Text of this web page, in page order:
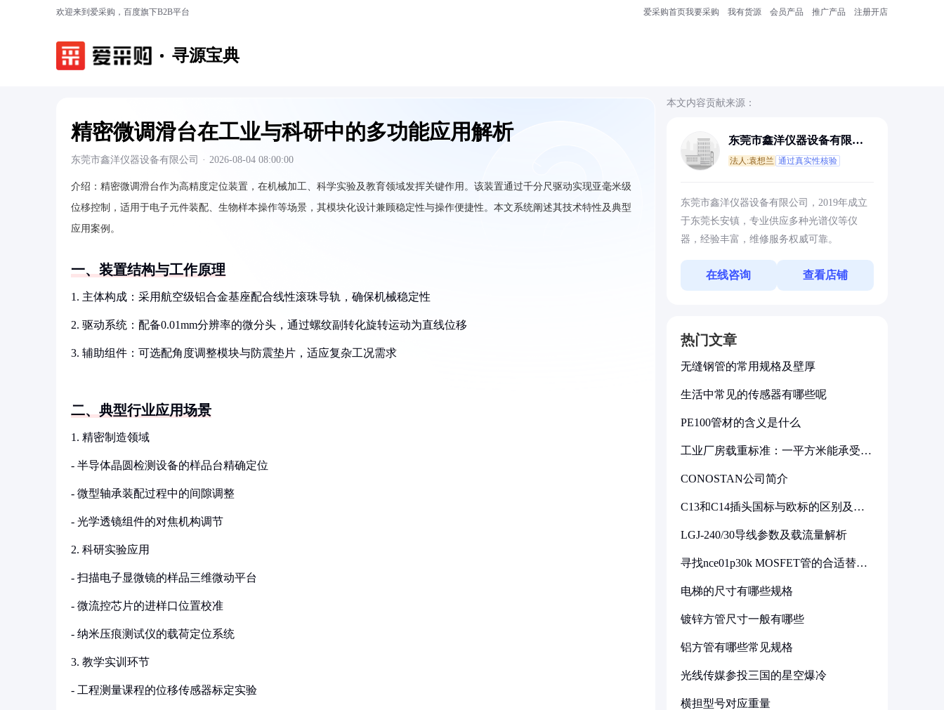
欢迎来到爱采购，百度旗下B2B平台 爱采购首页我要采购 我有货源 会员产品 推广产品 注册开店
寻源宝典
精密微调滑台在工业与科研中的多功能应用解析
东莞市鑫洋仪器设备有限公司 · 2026-08-04 08:00:00
介绍： 精密微调滑台作为高精度定位装置，在机械加工、科学实验及教育领域发挥关键作用。该装置通过千分尺驱动实现亚毫米级
位移控制，适用于电子元件装配、生物样本操作等场景，其模块化设计兼顾稳定性与操作便捷性。本文系统阐述其技术特性及典型
应用案例。
一、装置结构与工作原理
1. 主体构成：采用航空级铝合金基座配合线性滚珠导轨，确保机械稳定性
2. 驱动系统：配备0.01mm分辨率的微分头，通过螺纹副转化旋转运动为直线位移
3. 辅助组件：可选配角度调整模块与防震垫片，适应复杂工况需求
二、典型行业应用场景
1. 精密制造领域
- 半导体晶圆检测设备的样品台精确定位
- 微型轴承装配过程中的间隙调整
- 光学透镜组件的对焦机构调节
2. 科研实验应用
- 扫描电子显微镜的样品三维微动平台
- 微流控芯片的进样口位置校准
- 纳米压痕测试仪的载荷定位系统
3. 教学实训环节
- 工程测量课程的位移传感器标定实验
本文内容贡献来源：
东莞市鑫洋仪器设备有限公
法人:袁想兰 通过真实性核验
东莞市鑫洋仪器设备有限公司，2019年成立
于东莞长安镇，专业供应多种光谱仪等仪
器，经验丰富，维修服务权威可靠。
在线咨询 查看店铺
热门文章
无缝钢管的常用规格及壁厚
生活中常见的传感器有哪些呢
PE100管材的含义是什么
工业厂房载重标准：一平方米能承受多
CONOSTAN公司简介
C13和C14插头国标与欧标的区别及其
LGJ-240/30导线参数及载流量解析
寻找nce01p30k MOSFET管的合适替代
电梯的尺寸有哪些规格
镀锌方管尺寸一般有哪些
铝方管有哪些常见规格
光线传媒参投三国的星空爆冷
横担型号对应重量